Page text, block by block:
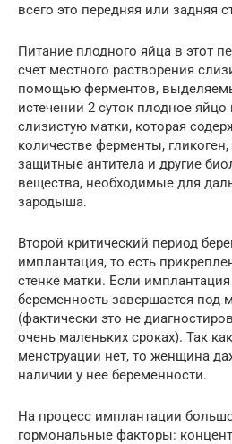
всего это передняя или задняя
Питание плодного яйца в этот
счет местного растворения
помощью ферментов,
истечении 2 суток плодное яйцо
слизистую матки, которая
количестве ферменты,
защитные антитела и другие
вещества, необходимые для
зародыша.
Второй критический период
имплантация, то есть
стенке матки. Если имплантация
беременность завершается под
(фактически это не
очень маленьких сроках). Так
менструации нет, то женщина
наличии у нее беременности.
На процесс имплантации
гормональные факторы: